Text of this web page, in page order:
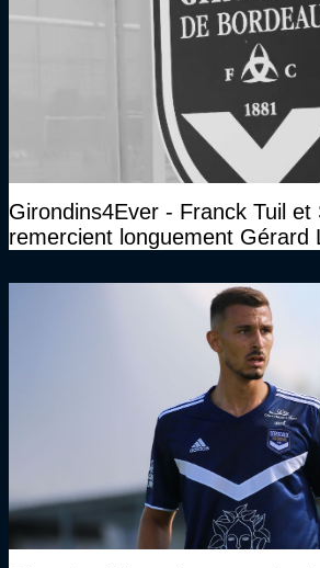
Girondins4Ever - Franck Tuil et
remercient longuement Gérard